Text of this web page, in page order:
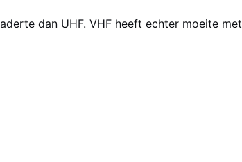
dan UHF. VHF heeft echter moeite met